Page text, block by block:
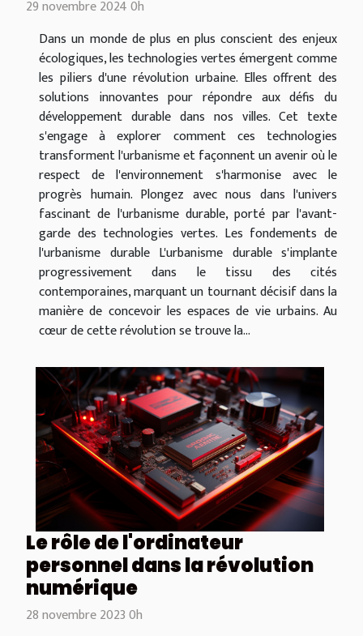
29 novembre 2024 0h
Dans un monde de plus en plus conscient des enjeux
écologiques, les technologies vertes émergent comme
les piliers d'une révolution urbaine. Elles offrent des
solutions innovantes pour répondre aux défis du
développement durable dans nos villes. Cet texte
s'engage à explorer comment ces technologies
transforment l'urbanisme et façonnent un avenir où le
respect de l'environnement s'harmonise avec le
progrès humain. Plongez avec nous dans l'univers
fascinant de l'urbanisme durable, porté par l'avant-
garde des technologies vertes. Les fondements de
l'urbanisme durable L'urbanisme durable s'implante
progressivement dans le tissu des cités
contemporaines, marquant un tournant décisif dans la
manière de concevoir les espaces de vie urbains. Au
cœur de cette révolution se trouve la...
Le rôle de l'ordinateur
personnel dans la révolution
numérique
28 novembre 2023 0h